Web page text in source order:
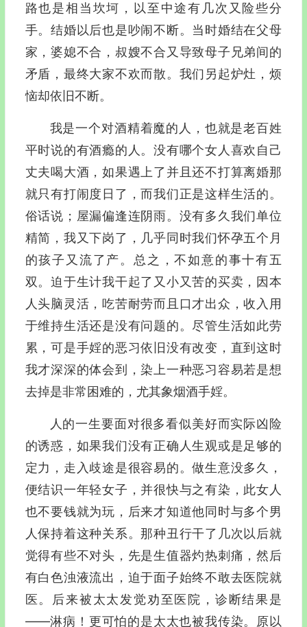
路也是相当坎坷，以至中途有几次又险些分
手。结婚以后也是吵闹不断。当时婚结在父母
家，婆媳不合，叔嫂不合又导致母子兄弟间的
矛盾，最终大家不欢而散。我们另起炉灶，烦
恼却依旧不断。
我是一个对酒精着魔的人，也就是老百姓
平时说的有酒瘾的人。没有哪个女人喜欢自己
丈夫喝大酒，如果遇上了并且还不打算离婚那
就只有打闹度日了，而我们正是这样生活的。
俗话说；屋漏偏逢连阴雨。没有多久我们单位
精简，我又下岗了，几乎同时我们怀孕五个月
的孩子又流了产。总之，不如意的事十有五
双。迫于生计我干起了又小又苦的买卖，因本
人头脑灵活，吃苦耐劳而且口才出众，收入用
于维持生活还是没有问题的。尽管生活如此劳
累，可是手婬的恶习依旧没有改变，直到这时
我才深深的体会到，染上一种恶习容易若是想
去掉是非常困难的，尤其象烟酒手婬。
人的一生要面对很多看似美好而实际凶险
的诱惑，如果我们没有正确人生观或是足够的
定力，走入歧途是很容易的。做生意没多久，
便结识一年轻女子，并很快与之有染，此女人
也不要钱就为玩，后来才知道他同时与多个男
人保持着这种关系。那种丑行干了几次以后就
觉得有些不对头，先是生值器灼热刺痛，然后
有白色浊液流出，迫于面子始终不敢去医院就
医。后来被太太发觉劝至医院，诊断结果是
——淋病！更可怕的是太太也被我传染。原以